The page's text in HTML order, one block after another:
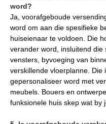
word?
Ja, voorafgeboude
word om aan die spesifieke
huiseienaar te voldoen. Die
verander word, insluitend
vensters, byvoeging van
verskillende vloerplanne. Die
gepersonaliseer word met
meubels. Bouers en
funksionele huis skep wat by